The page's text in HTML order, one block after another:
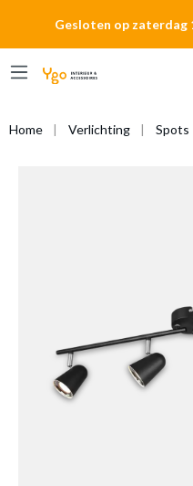
Gesloten op zaterdag
Home Verlichting Spots